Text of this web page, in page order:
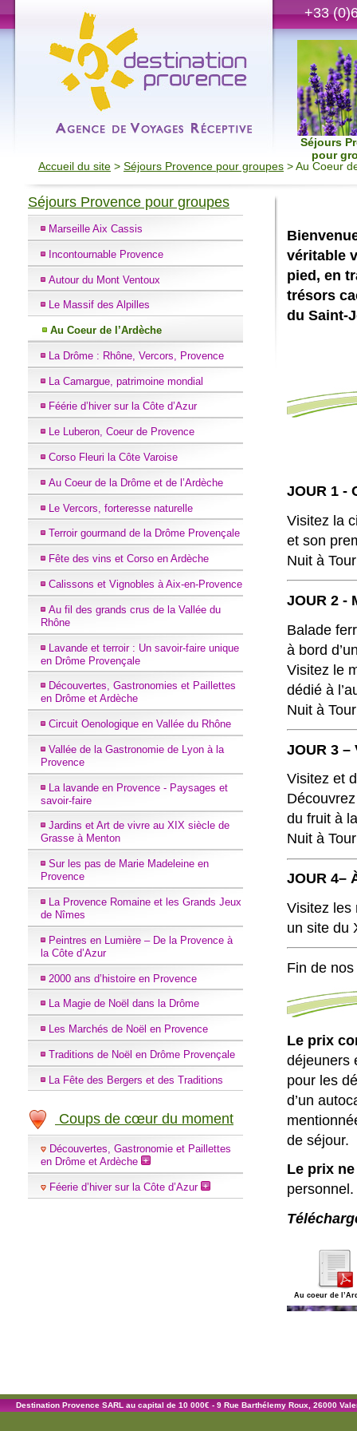
+33
Séjours
pour
Accueil du site > Séjours Provence pour groupes > Au Coeur
Séjours Provence pour groupes
Marseille Aix Cassis
Incontournable Provence
Autour du Mont Ventoux
Le Massif des Alpilles
Au Coeur de l’Ardèche
La Drôme : Rhône, Vercors, Provence
La Camargue, patrimoine mondial
Féérie d’hiver sur la Côte d’Azur
Le Luberon, Coeur de Provence
Corso Fleuri la Côte Varoise
Au Coeur de la Drôme et de l’Ardèche
Le Vercors, forteresse naturelle
Terroir gourmand de la Drôme Provençale
Fête des vins et Corso en Ardèche
Calissons et Vignobles à Aix-en-Provence
Au fil des grands crus de la Vallée du
Rhône
Lavande et terroir : Un savoir-faire unique
en Drôme Provençale
Découvertes, Gastronomies et Paillettes
en Drôme et Ardèche
Circuit Oenologique en Vallée du Rhône
Vallée de la Gastronomie de Lyon à la
Provence
La lavande en Provence - Paysages et
savoir-faire
Jardins et Art de vivre au XIX siècle de
Grasse à Menton
Sur les pas de Marie Madeleine en
Provence
La Provence Romaine et les Grands Jeux
de Nîmes
Peintres en Lumière – De la Provence à
la Côte d’Azur
2000 ans d’histoire en Provence
La Magie de Noël dans la Drôme
Les Marchés de Noël en Provence
Traditions de Noël en Drôme Provençale
La Fête des Bergers et des Traditions
Coups de cœur du moment
Découvertes, Gastronomie et Paillettes
en Drôme et Ardèche
Féerie d’hiver sur la Côte d’Azur
véritable
pied, en
trésors
du Saint-
JOUR 1 -
Visitez la
et son
Nuit à
JOUR 2 -
Balade
à bord
Visitez le
dédié à
Nuit à
JOUR 3 –
Visitez et
du fruit à
Nuit à
JOUR 4–
Visitez les
un site du
Fin de
Le prix
déjeuners
pour les
d’un
de séjour.
Le prix
personnel.
Au coeur de
Destination Provence SARL au capital de 10 000€ - 9 Rue Barthélemy Roux, 26000